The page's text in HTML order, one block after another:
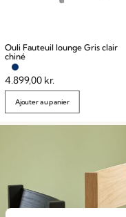
Ouli Fauteuil lounge Gris clair
chiné
4.899,00 kr.
Ajouter au panier